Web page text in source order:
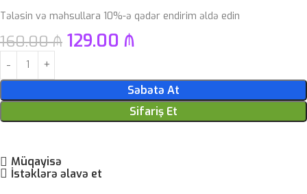
Tələsin və məhsullara 10%-ə qədər endirim əldə edin
160.00₼ 129.00 ₼
Səbətə At
Sifariş Et
Müqayisə
İstəklərə əlavə et